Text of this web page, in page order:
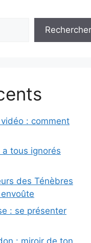
Rechercher
: comment
a tous ignorés
des Ténèbres
: se présenter
: miroir de ton